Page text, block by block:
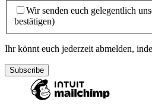
Wir senden euch gelegentlich
bestätigen)
Ihr könnt euch jederzeit abmelden,